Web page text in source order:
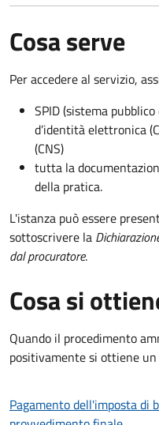
Cosa serve
Per accedere al servizio,
SPID (sistema
d’identità elettronica
(CNS)
tutta la
della pratica.
L'istanza può essere
sottoscrivere la
dal procuratore.
Cosa si
Quando il procedimento
positivamente si ottiene
Pagamento dell'imposta di